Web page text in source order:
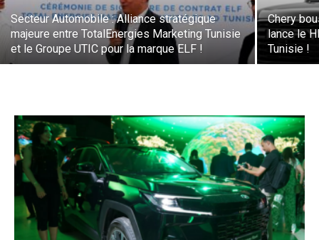
Secteur Automobile : Alliance stratégique
majeure entre TotalEnergies Marketing Tunisie
et le Groupe UTIC pour la marque ELF !
Chery
lance le
Tunisie !